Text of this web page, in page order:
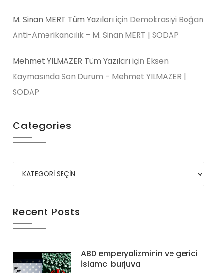
M. Sinan MERT Tüm Yazılarıiçin Demokrasiyi Boğan
Anti-Amerikancılık – M. Sinan MERT | SODAP
Mehmet YILMAZER Tüm Yazılarıiçin Eksen
Kaymasında Son Durum – Mehmet YILMAZER |
SODAP
Categories
Recent Posts
ABD emperyalizminin ve gerici
İslamcı burjuva